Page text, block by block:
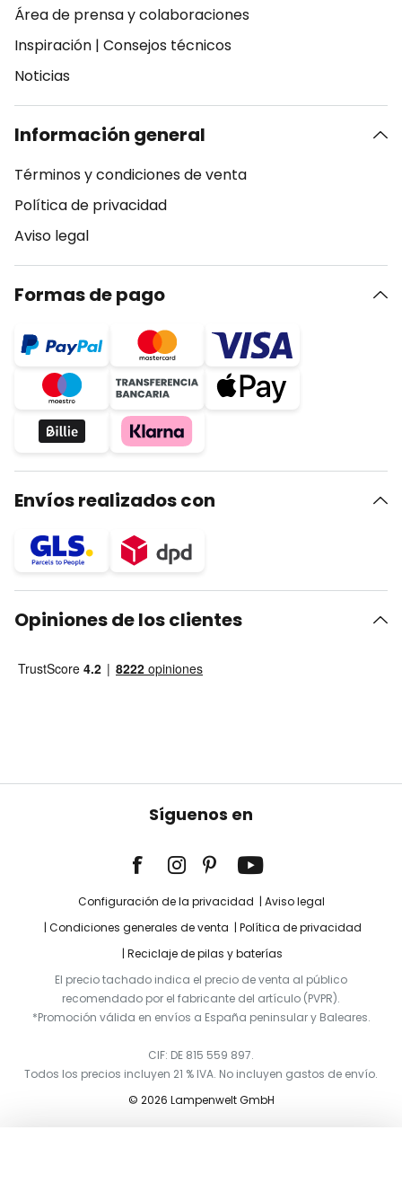
Área de prensa y colaboraciones
Inspiración | Consejos técnicos
Noticias
Información general
Términos y condiciones de venta
Política de privacidad
Aviso legal
Formas de pago
Envíos realizados con
Opiniones de los clientes
Síguenos en
Configuración de la privacidad
Aviso legal
Condiciones generales de venta
Política de privacidad
Reciclaje de pilas y baterías
El precio tachado indica el precio de venta al público
recomendado por el fabricante del artículo (PVPR).
*Promoción válida en envíos a España peninsular y Baleares.
CIF: DE 815 559 897.
Todos los precios incluyen 21 % IVA. No incluyen gastos de envío.
© 2026 Lampenwelt GmbH